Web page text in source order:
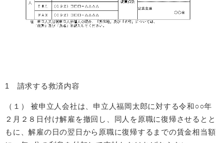
1 請求する救済内容
（１） 被申立人会社は、申立人福岡太郎に対する令和○○年
２月２８日付け解雇を撤回し、同人を原職に復帰させるとと
もに、解雇の日の翌日から原職に復帰するまでの賃金相当額